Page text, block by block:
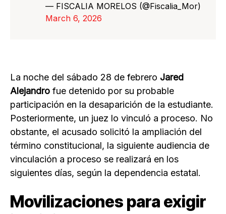
— FISCALIA MORELOS (@Fiscalia_Mor)
March 6, 2026
La noche del sábado 28 de febrero Jared
Alejandro fue detenido por su probable
participación en la desaparición de la estudiante.
Posteriormente, un juez lo vinculó a proceso. No
obstante, el acusado solicitó la ampliación del
término constitucional, la siguiente audiencia de
vinculación a proceso se realizará en los
siguientes días, según la dependencia estatal.
Movilizaciones para exigir